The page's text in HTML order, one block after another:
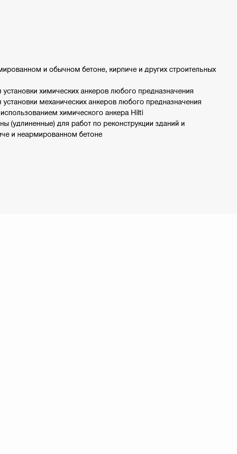
и обычном бетоне, кирпиче и других строительных
установки химических анкеров любого предназначения
установки механических анкеров любого предназначения
химического анкера Hilti
(удлиненные) для работ по реконструкции зданий и
и неармированном бетоне